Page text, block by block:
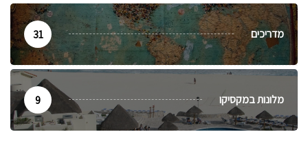
מדריכים 31
מלונות במקסיקו 9